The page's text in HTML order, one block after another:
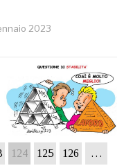
2023
124 125 126
…